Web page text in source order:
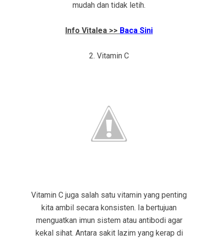
mudah dan tidak letih.
Info Vitalea >> Baca Sini
2. Vitamin C
Vitamin C juga salah satu vitamin yang penting
kita ambil secara konsisten. Ia bertujuan
menguatkan imun sistem atau antibodi agar
kekal sihat. Antara sakit lazim yang kerap di